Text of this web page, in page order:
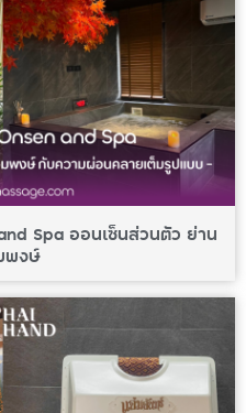
Spa ออนเซ็นส่วนตัว ย่าน
พงษ์